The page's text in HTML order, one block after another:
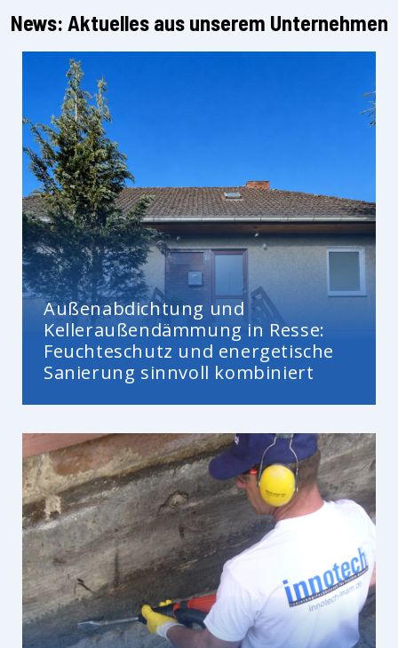
News: Aktuelles aus unserem Unternehmen
Außenabdichtung und
Kelleraußendämmung in Resse:
Feuchteschutz und energetische
Sanierung sinnvoll kombiniert